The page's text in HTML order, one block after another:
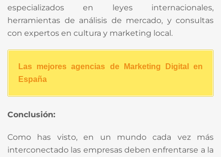
especializados en leyes internacionales,
herramientas de análisis de mercado, y consultas
con expertos en cultura y marketing local.
Las mejores agencias de Marketing Digital en
España
Conclusión:
Como has visto, en un mundo cada vez más
interconectado las empresas deben enfrentarse a la